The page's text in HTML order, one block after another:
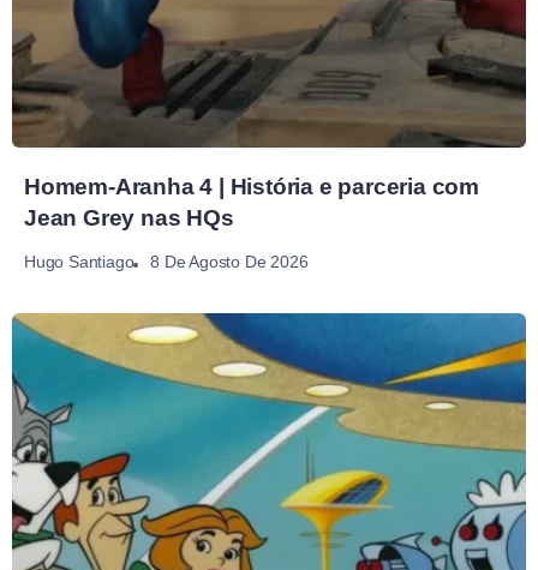
Homem-Aranha 4 | História e parceria com
Jean Grey nas HQs
Hugo Santiago 8 De Agosto De 2026